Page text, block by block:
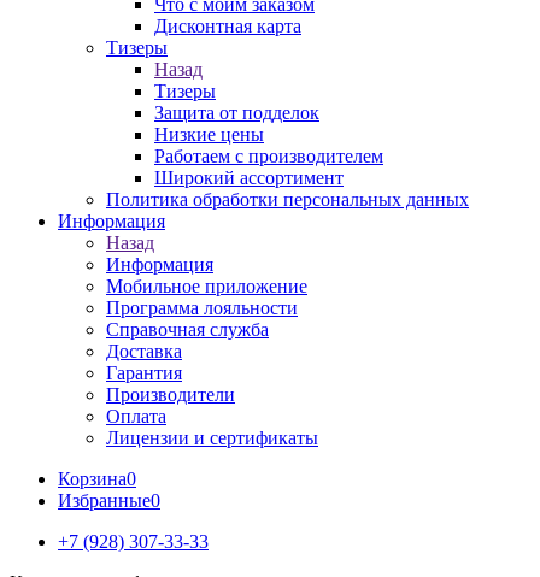
Что с моим заказом
Дисконтная карта
Тизеры
Назад
Тизеры
Защита от подделок
Низкие цены
Работаем с производителем
Широкий ассортимент
Политика обработки персональных данных
Информация
Назад
Информация
Мобильное приложение
Программа лояльности
Справочная служба
Доставка
Гарантия
Производители
Оплата
Лицензии и сертификаты
Корзина0
Избранные0
+7 (928) 307-33-33